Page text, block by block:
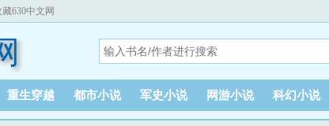
藏630中文网
重生穿越 都市小说 军史小说 网游小说 科幻小说